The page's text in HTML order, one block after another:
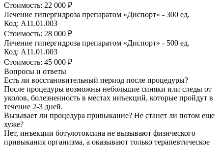
Стоимость: 22 000 ₽
Лечение гипергидроза препаратом «Диспорт» - 300 ед.
Код: А11.01.003
Стоимость: 28 000 ₽
Лечение гипергидроза препаратом «Диспорт» - 500 ед.
Код: А11.01.003
Стоимость: 45 000 ₽
Вопросы и ответы
Есть ли восстановительный период после процедуры?
После процедуры возможны небольшие синяки или следы от
уколов, болезненность в местах инъекций, которые пройдут в
течение 2-3 дней.
Вызывает ли процедура привыкание? Не станет ли потом еще
хуже?
Нет, инъекции ботулотоксина не вызывают физического
привыкания организма, а оказывают только терапевтическое